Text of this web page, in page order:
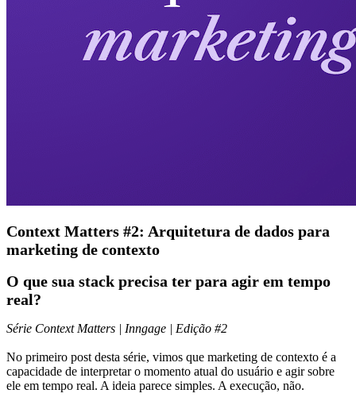
Context Matters #2: Arquitetura de dados para
marketing de contexto
O que sua stack precisa ter para agir em tempo
real?
Série Context Matters | Inngage | Edição #2
No primeiro post desta série, vimos que marketing de contexto é a
capacidade de interpretar o momento atual do usuário e agir sobre
ele em tempo real. A ideia parece simples. A execução, não.